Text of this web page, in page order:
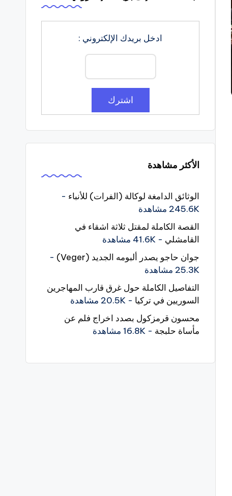
ادخل بريدك الإلكتروني :
الأكثر مشاهدة
الوثائق الدامغة لوكالة (الفرات) للأنباء -
245.6K مشاهدة
القصة الكاملة لمقتل ثلاثة اشقاء في
القامشلي - 41.6K مشاهدة
جوان حاجو يصدر ألبومه الجديد (Veger)
-
25.3K مشاهدة
التفاصيل الكاملة حول غرق قارب المهاجرين
السوريين في تركيا - 20.5K مشاهدة
محسون قرمزكول بصدد اخراج فلم عن
مأساة حلبجة - 16.8K مشاهدة